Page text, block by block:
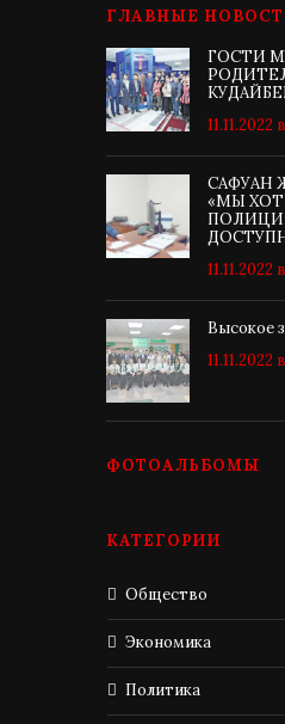
ГЛАВНЫЕ
ГОСТИ
11.11.2022
САФУАН
«МЫ
11.11.2022
Высокое
11.11.2022
ФОТОАЛЬБОМЫ
КАТЕГОРИИ
Общество
Экономика
Политика